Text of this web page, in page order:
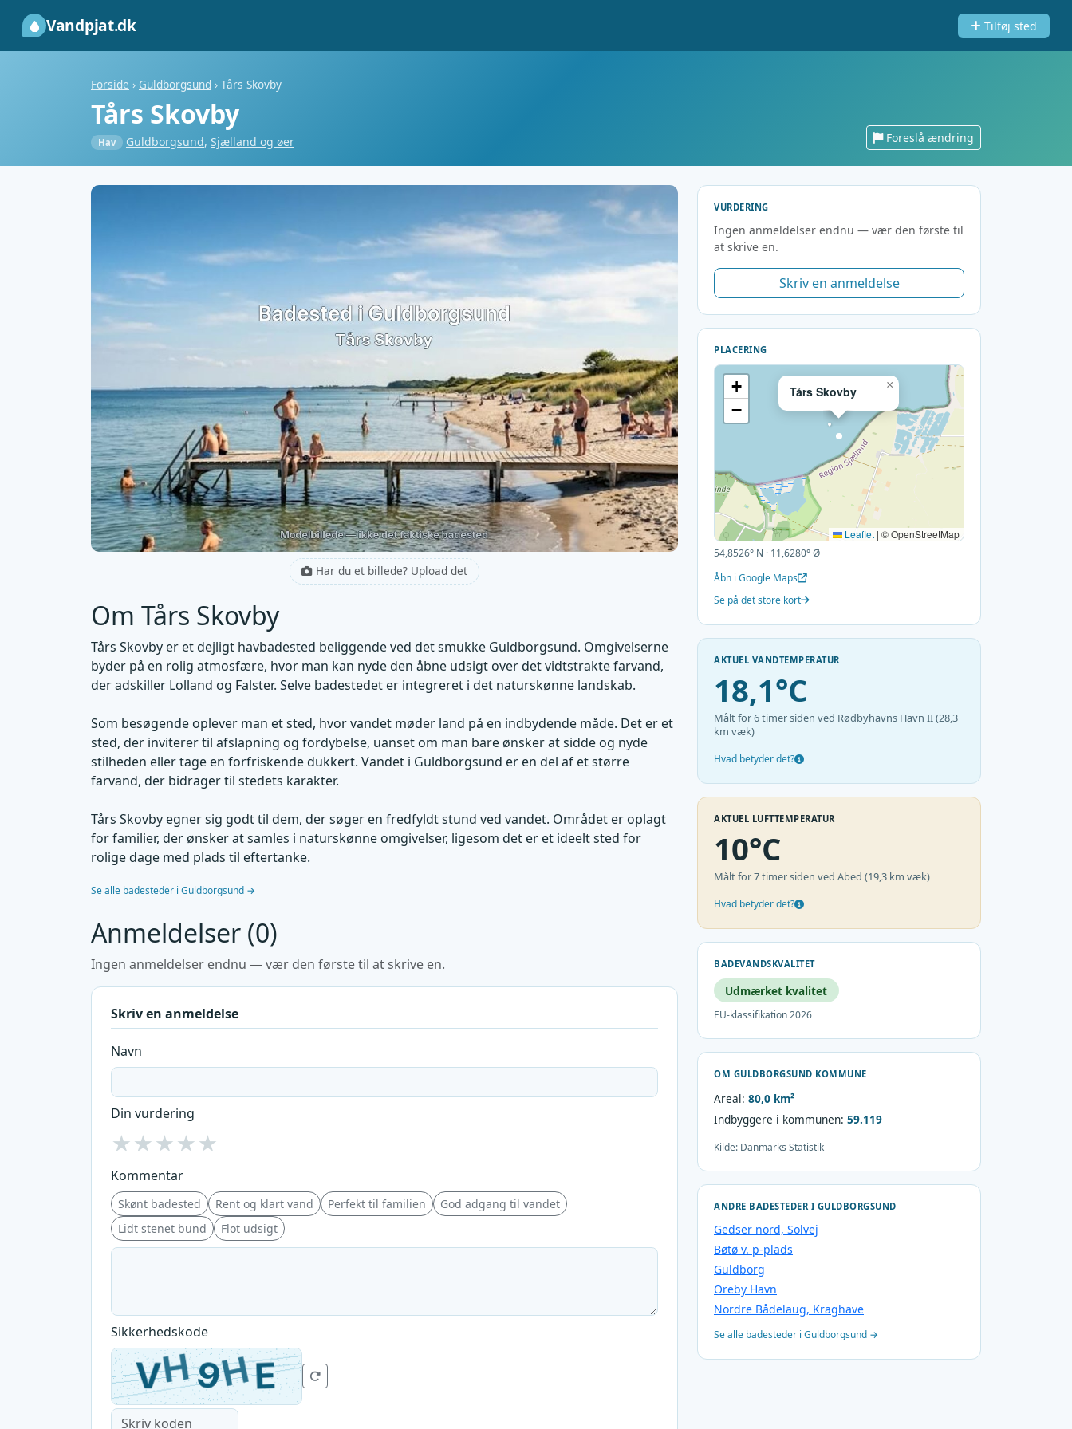
Vandpjat.dk Tilføj sted
Forside › Guldborgsund › Tårs Skovby
Tårs Skovby
Hav Guldborgsund, Sjælland og øer Foreslå ændring
Har du et billede? Upload det
Om Tårs Skovby
Tårs Skovby er et dejligt havbadested beliggende ved det smukke Guldborgsund. Omgivelserne
byder på en rolig atmosfære, hvor man kan nyde den åbne udsigt over det vidtstrakte farvand,
der adskiller Lolland og Falster. Selve badestedet er integreret i det naturskønne landskab.
Som besøgende oplever man et sted, hvor vandet møder land på en indbydende måde. Det er et
sted, der inviterer til afslapning og fordybelse, uanset om man bare ønsker at sidde og nyde
stilheden eller tage en forfriskende dukkert. Vandet i Guldborgsund er en del af et større
farvand, der bidrager til stedets karakter.
Tårs Skovby egner sig godt til dem, der søger en fredfyldt stund ved vandet. Området er oplagt
for familier, der ønsker at samles i naturskønne omgivelser, ligesom det er et ideelt sted for
rolige dage med plads til eftertanke.
Se alle badesteder i Guldborgsund →
Anmeldelser (0)
Ingen anmeldelser endnu — vær den første til at skrive en.
Skriv en anmeldelse
Navn
Din vurdering
★★★★★
Kommentar
Skønt badested Rent og klart vand Perfekt til familien
God adgang til vandet
Lidt stenet bund
Flot udsigt
Sikkerhedskode
VURDERING
Ingen anmeldelser endnu — vær den første til
at skrive en.
Skriv en anmeldelse
PLACERING
Tårs Skovby ×
+
−
Leaflet | © OpenStreetMap
54,8526° N · 11,6280° Ø
Åbn i Google Maps
Se på det store kort
AKTUEL VANDTEMPERATUR
18,1°C
Målt for 6 timer siden ved Rødbyhavns Havn II (28,3
km væk)
Hvad betyder det?
AKTUEL LUFTTEMPERATUR
10°C
Målt for 7 timer siden ved Abed (19,3 km væk)
Hvad betyder det?
BADEVANDSKVALITET
Udmærket kvalitet
EU-klassifikation 2026
OM GULDBORGSUND KOMMUNE
Areal: 80,0 km²
Indbyggere i kommunen: 59.119
Kilde: Danmarks Statistik
ANDRE BADESTEDER I GULDBORGSUND
Gedser nord, Solvej
Bøtø v. p-plads
Guldborg
Oreby Havn
Nordre Bådelaug, Kraghave
Se alle badesteder i Guldborgsund →